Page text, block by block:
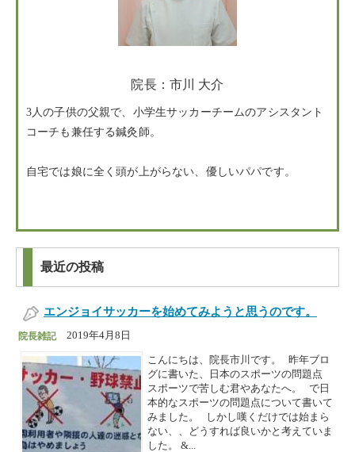
院長：市川 大介
3人の子供の父親で、小学生サッカーチームのアシスタント
コーチも兼任する鍼灸師。
自宅では娘に全く頭が上がらない、優しいパパです。
最近の投稿
エンジョイサッカーを始めてみようと思うのです。
2019年4月8日
院長雑記
こんにちは、院長市川です。 昨年ブロ
グに書いた、日本のスポーツの問題点
スポーツで苦しむ君やあなたへ。 で日
本的なスポーツの問題点について書いて
みました。 しかし嘆くだけでは始まら
ない、、どうすれば良いかと考えていま
した。 &...